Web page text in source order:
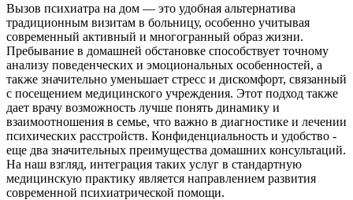
Вызов психиатра на дом — это удобная альтернатива
традиционным визитам в больницу, особенно учитывая
современный активный и многогранный образ жизни.
Пребывание в домашней обстановке способствует точному
анализу поведенческих и эмоциональных особенностей, а
также значительно уменьшает стресс и дискомфорт, связанный
с посещением медицинского учреждения. Этот подход также
дает врачу возможность лучше понять динамику и
взаимоотношения в семье, что важно в диагностике и лечении
психических расстройств. Конфиденциальность и удобство -
еще два значительных преимущества домашних консультаций.
На наш взгляд, интеграция таких услуг в стандартную
медицинскую практику является направлением развития
современной психиатрической помощи.